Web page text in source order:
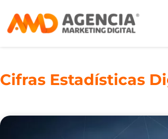
Cifras Estadísticas